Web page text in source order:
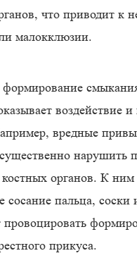
что приводит к
малокклюзии.
воздействие
вредные
нарушить
органов. К ним
сосание пальца, соски
прикуса.